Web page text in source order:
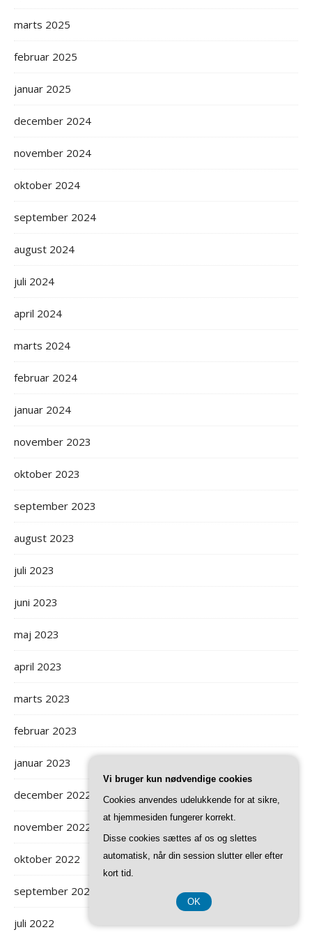
marts 2025
februar 2025
januar 2025
december 2024
november 2024
oktober 2024
september 2024
august 2024
juli 2024
april 2024
marts 2024
februar 2024
januar 2024
november 2023
oktober 2023
september 2023
august 2023
juli 2023
juni 2023
maj 2023
april 2023
marts 2023
februar 2023
januar 2023
december 2022
november 2022
oktober 2022
september 2022
juli 2022
Vi bruger kun nødvendige cookies
Cookies anvendes udelukkende for at sikre,
at hjemmesiden fungerer korrekt.
Disse cookies sættes af os og slettes
automatisk, når din session slutter eller efter
kort tid.
OK